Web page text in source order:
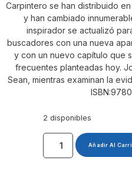
Carpintero se han distribuido
y han cambiado
inspirador se actualizó
buscadores con una nueva
y con un nuevo capítulo que
frecuentes planteadas hoy.
Sean, mientras examinan la
2 disponibles
Añadir Al